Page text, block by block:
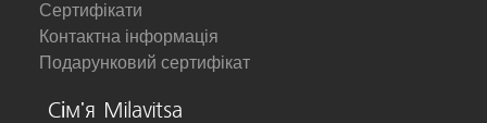
Сертифікати
Контактна інформація
Подарунковий сертифікат
Сім'я Milavitsa